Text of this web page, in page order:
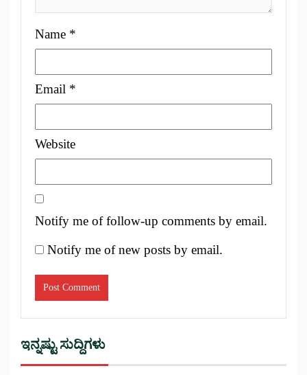
Name *
Email *
Website
Notify me of follow-up comments by email.
Notify me of new posts by email.
ಇನ್ನಷ್ಟು ಸುದ್ದಿಗಳು